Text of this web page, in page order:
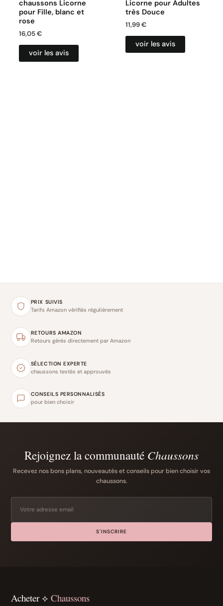
chaussons Licorne
pour Fille, blanc et
rose
16,05€
voir les avis
Licorne pour Adultes
très Douce
11,99€
voir les avis
PRIX SUIVIS
Tarifs Amazon vérifiés régulièrement
RETOURS AMAZON
Retours gérés directement par Amazon
SÉLECTION EXPERTE
chaussons testés et approuvés
CONSEILS PERSONNALISÉS
pour bien choisir
Rejoignez la communauté Chaussons
Recevez nos bons plans, nouveautés et conseils pour bien choisir vos
chaussons.
S'INSCRIRE
Acheter ⟡ Chaussons